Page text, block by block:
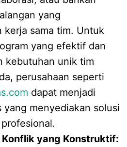
yang
kerja sama tim. Untuk
yang efektif dan
kebutuhan unik tim
perusahaan seperti
dapat menjadi
yang menyediakan solusi
Konflik yang Konstruktif: